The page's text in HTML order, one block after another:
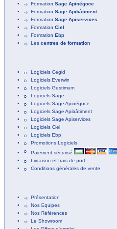
Formation Sage Apinégoce
Formation Sage Apibâtiment
Formation Sage Apiservices
Formation Ciel
Formation Ebp
Les centres de formation
Logiciels Cegid
Logiciels Everwin
Logiciels Gestimum
Logiciels Sage
Logiciels Sage Apinégoce
Logiciels Sage Apibâtiment
Logiciels Sage Apiservices
Logiciels Ciel
Logiciels Ebp
Promotions Logiciels
Paiement sécurisé
Livraison et frais de port
Conditions générales de vente
Présentation
Nos Equipes
Nos Références
Le Showroom